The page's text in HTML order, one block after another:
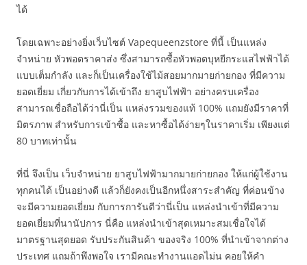
ได้
โดยเฉพาะอย่างยิ่งเว็บไซต์ Vapequeenzstore ที่นี้ เป็นแหล่ง
จำหน่าย หัวพอตราคาส่ง ซึ่งสามารถซื้อหัวพอตบุหยีกระแสไฟฟ้าได้
แบบเต็มกำลัง และก็เป็นเครื่องใช้ไม้สอยมากมายก่ายกอง ที่มีความ
ยอดเยี่ยม เกี่ยวกับการได้เข้าถึง ยาสูบไฟฟ้า อย่างครบเครื่อง
สามารถเชื่อถือได้ว่านี่เป็น แหล่งรวมของแท้ 100% แถมยังมีราคาที่
มิตรภาพ สำหรับการเข้าซื้อ และหาซื้อได้ง่ายๆในราคาเริ่ม เพียงแต่
80 บาทเท่านั้น
ที่นี่ จึงเป็น เว็บจำหน่าย ยาสูบไฟฟ้ามากมายก่ายกอง ให้แก่ผู้ใช้งาน
ทุกคนได้ เป็นอย่างดี แล้วก็ยังคงเป็นอีกหนึ่งสาระสำคัญ ที่ค่อนข้าง
จะมีความยอดเยี่ยม กับการการันตีว่านี่เป็น แหล่งนำเข้าที่มีความ
ยอดเยี่ยมที่นานัปการ นี่คือ แหล่งนำเข้าสุดเหมาะสมเชื่อใจได้
มาตรฐานสุดยอด รับประกันสินค้า ของจริง 100% ที่นำเข้าจากต่าง
ประเทศ แถมถ้าพึงพอใจ เรามีคณะทำงานแอดไม่น คอยให้คำ